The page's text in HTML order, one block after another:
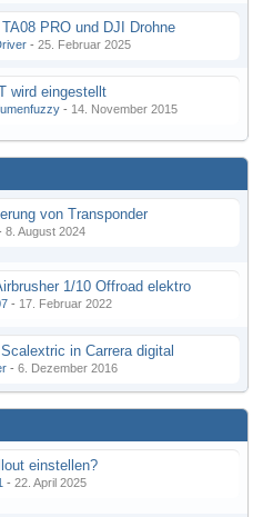
PRO und DJI Drohne
- 25. Februar 2025
wird eingestellt
- 14. November 2015
von Transponder
8. August 2024
1/10 Offroad elektro
- 17. Februar 2022
in Carrera digital
- 6. Dezember 2016
einstellen?
- 22. April 2025